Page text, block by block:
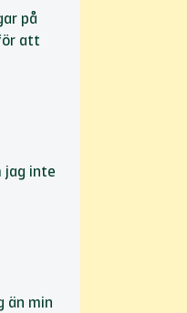
på
att
jag inte
än min